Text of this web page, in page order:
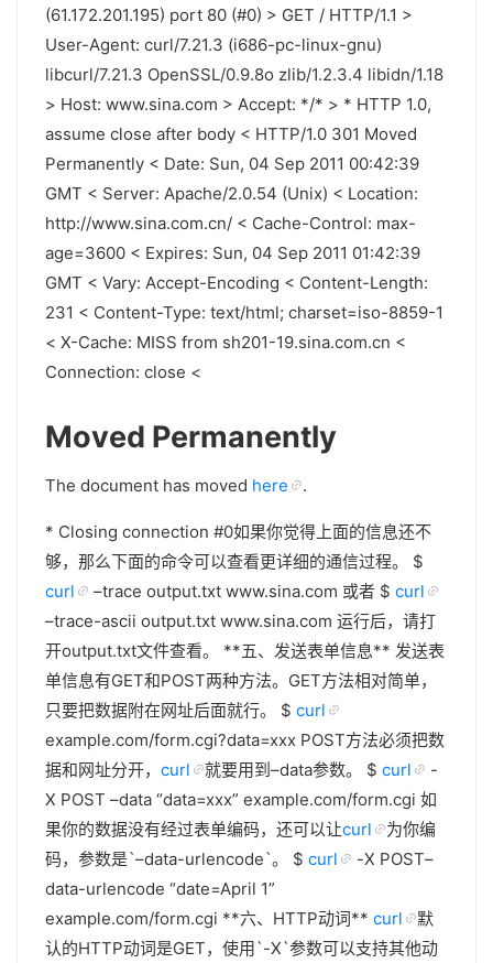
(61.172.201.195) port 80 (#0) > GET / HTTP/1.1 >
User-Agent: curl/7.21.3 (i686-pc-linux-gnu)
libcurl/7.21.3 OpenSSL/0.9.8o zlib/1.2.3.4 libidn/1.18
> Host: www.sina.com > Accept: */* > * HTTP 1.0,
assume close after body < HTTP/1.0 301 Moved
Permanently < Date: Sun, 04 Sep 2011 00:42:39
GMT < Server: Apache/2.0.54 (Unix) < Location:
http://www.sina.com.cn/ < Cache-Control: max-
age=3600 < Expires: Sun, 04 Sep 2011 01:42:39
GMT < Vary: Accept-Encoding < Content-Length:
231 < Content-Type: text/html; charset=iso-8859-1
< X-Cache: MISS from sh201-19.sina.com.cn <
Connection: close <
Moved Permanently
The document has moved here .
* Closing connection #0如果你觉得上面的信息还不
够，那么下面的命令可以查看更详细的通信过程。 $
curl
–trace output.txt www.sina.com 或者 $ curl
–trace-ascii output.txt www.sina.com 运行后，请打
开output.txt文件查看。 **五、发送表单信息** 发送表
单信息有GET和POST两种方法。GET方法相对简单，
只要把数据附在网址后面就行。 $ curl
example.com/form.cgi?data=xxx POST方法必须把数
据和网址分开， curl 就要用到–data参数。 $ curl
-
X POST –data “data=xxx” example.com/form.cgi 如
果你的数据没有经过表单编码，还可以让curl
为你编
码，参数是`–data-urlencode`。 $ curl
-X POST–
data-urlencode “date=April 1”
example.com/form.cgi **六、HTTP动词** curl
默
认的HTTP动词是GET，使用`-X`参数可以支持其他动